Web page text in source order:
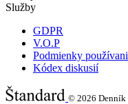
Služby
GDPR
V.O.P
Podmienky
Kódex diskusií
© 2026 Denník